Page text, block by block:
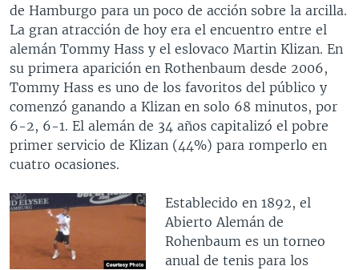
DEPORTIVO INTERNACIONAL
NOTA ECONÓMICA
ENTRETENIMIENTO
Idiomas
de Hamburgo para un poco de acción sobre la arcilla.
La gran atracción de hoy era el encuentro entre el
alemán Tommy Hass y el eslovaco Martin Klizan. En
su primera aparición en Rothenbaum desde 2006,
Tommy Hass es uno de los favoritos del público y
comenzó ganando a Klizan en solo 68 minutos, por
6-2, 6-1. El alemán de 34 años capitalizó el pobre
primer servicio de Klizan (44%) para romperlo en
cuatro ocasiones.
Establecido en 1892, el
Abierto Alemán de
Rohenbaum es un torneo
anual de tenis para los